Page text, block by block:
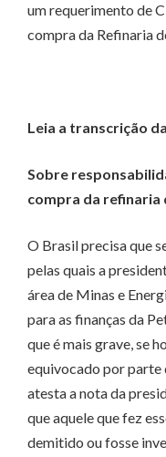
um requerimento de
compra da Refinaria
Leia a transcrição
Sobre
compra da refinaria
O Brasil precisa que
pelas quais a
área de Minas e
para as finanças da
que é mais grave, se
equivocado por parte
atesta a nota da
que aquele que fez
demitido ou fosse